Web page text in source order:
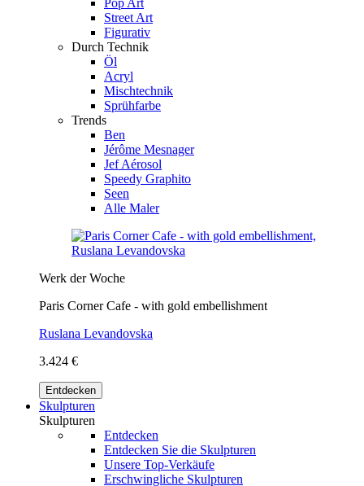
Street Art
Figurativ
Durch Technik
Öl
Acryl
Mischtechnik
Sprühfarbe
Trends
Ben
Jérôme Mesnager
Jef Aérosol
Speedy Graphito
Seen
Alle Maler
Werk der Woche
Paris Corner Cafe - with gold embellishment
Ruslana Levandovska
3.424 €
Entdecken
Skulpturen
Skulpturen
Entdecken
Entdecken Sie die Skulpturen
Unsere Top-Verkäufe
Erschwingliche Skulpturen